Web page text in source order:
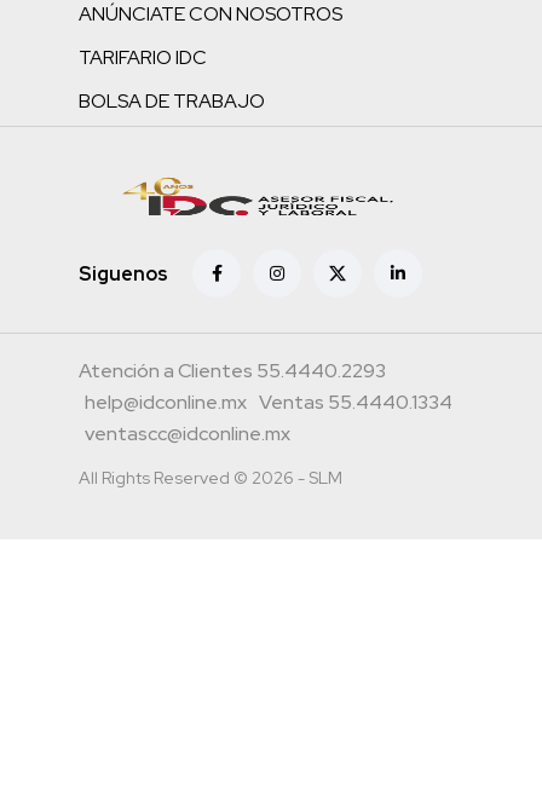
ANÚNCIATE CON NOSOTROS
TARIFARIO IDC
BOLSA DE TRABAJO
Siguenos
Atención a Clientes 55.4440.2293
help@idconline.mx Ventas 55.4440.1334
ventascc@idconline.mx
All Rights Reserved © 2026 - SLM